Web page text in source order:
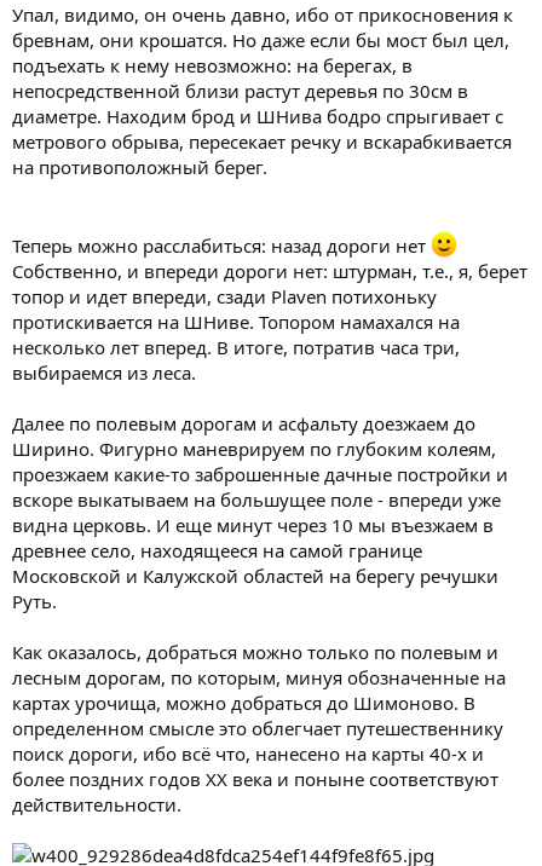
Упал, видимо, он очень давно, ибо от прикосновения к
бревнам, они крошатся. Но даже если бы мост был цел,
подъехать к нему невозможно: на берегах, в
непосредственной близи растут деревья по 30см в
диаметре. Находим брод и ШНива бодро спрыгивает с
метрового обрыва, пересекает речку и вскарабкивается
на противоположный берег.
Теперь можно расслабиться: назад дороги нет
Собственно, и впереди дороги нет: штурман, т.е., я, берет
топор и идет впереди, сзади Plaven потихоньку
протискивается на ШНиве. Топором намахался на
несколько лет вперед. В итоге, потратив часа три,
выбираемся из леса.
Далее по полевым дорогам и асфальту доезжаем до
Ширино. Фигурно маневрируем по глубоким колеям,
проезжаем какие-то заброшенные дачные постройки и
вскоре выкатываем на большущее поле - впереди уже
видна церковь. И еще минут через 10 мы въезжаем в
древнее село, находящееся на самой границе
Московской и Калужской областей на берегу речушки
Руть.
Как оказалось, добраться можно только по полевым и
лесным дорогам, по которым, минуя обозначенные на
картах урочища, можно добраться до Шимоново. В
определенном смысле это облегчает путешественнику
поиск дороги, ибо всё что, нанесено на карты 40-х и
более поздних годов ХХ века и поныне соответствуют
действительности.